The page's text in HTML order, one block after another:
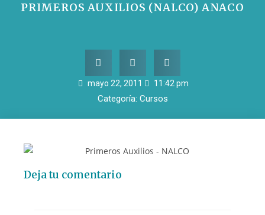
PRIMEROS AUXILIOS (NALCO) ANACO
mayo 22, 2011 11:42 pm
Categoría: Cursos
Deja tu comentario